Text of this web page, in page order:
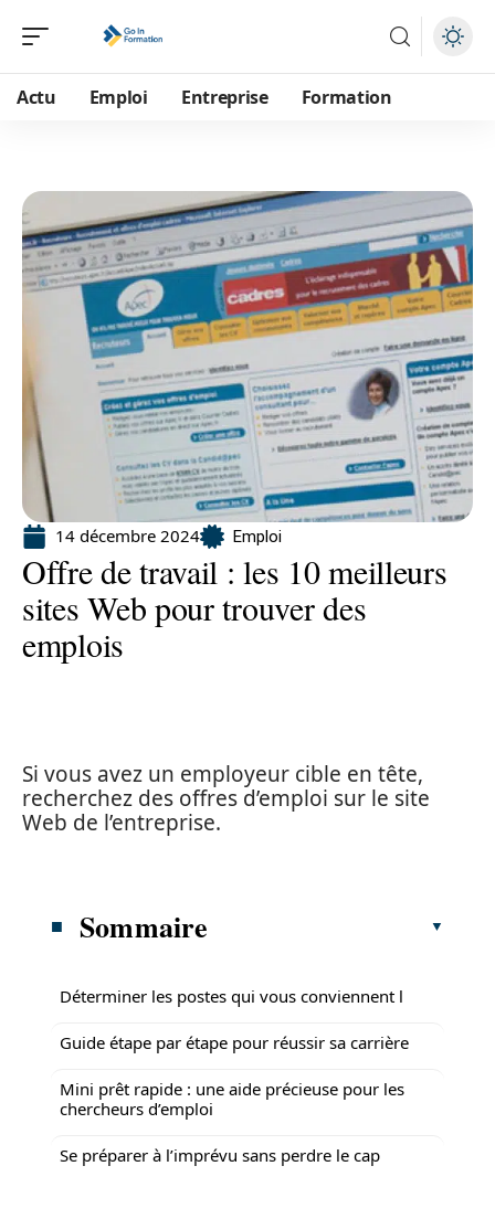
Actu Emploi Entreprise Formation
14 décembre 2024 Emploi
Offre de travail : les 10 meilleurs
sites Web pour trouver des
emplois
Si vous avez un employeur cible en tête,
recherchez des offres d’emploi sur le site
Web de l’entreprise.
Sommaire
Déterminer les postes qui vous conviennent l
Guide étape par étape pour réussir sa carrière
Mini prêt rapide : une aide précieuse pour les
chercheurs d’emploi
Se préparer à l’imprévu sans perdre le cap